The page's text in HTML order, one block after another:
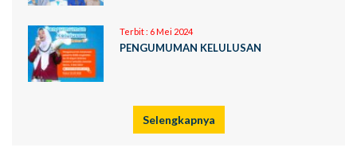
Terbit : 6 Mei 2024
PENGUMUMAN KELULUSAN
Selengkapnya